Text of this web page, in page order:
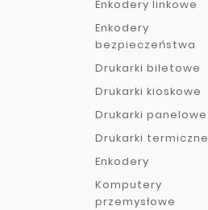
Enkodery linkowe
Enkodery
bezpieczeństwa
Drukarki biletowe
Drukarki kioskowe
Drukarki panelowe
Drukarki termiczne
Enkodery
Komputery
przemysłowe